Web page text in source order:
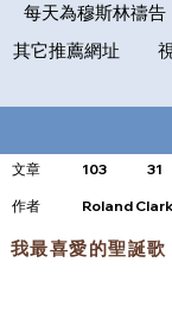
每天為穆斯林禱告
其它推薦網址
文章 103 31
​作者 Roland
我最喜愛的聖誕歌